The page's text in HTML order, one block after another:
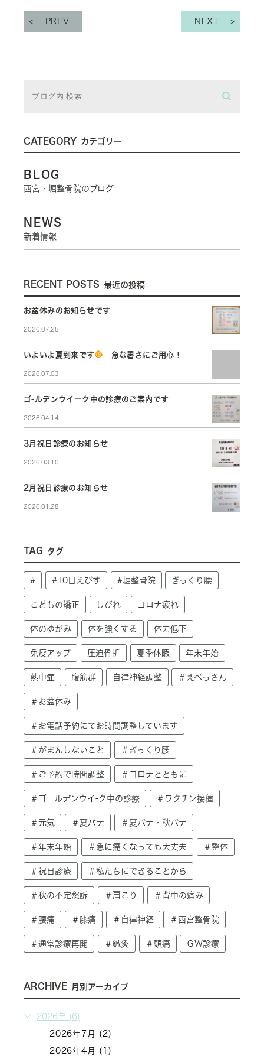
PREV NEXT
CATEGORY カテゴリー
BLOG
西宮・堀整骨院のブログ
NEWS
新着情報
RECENT POSTS 最近の投稿
お盆休みのお知らせです
2026.07.25
いよいよ夏到来です 急な暑さにご用心！
2026.07.03
ゴ-ルデンウイ－ク中の診療のご案内です
2026.04.14
3月祝日診療のお知らせ
2026.03.10
2月祝日診療のお知らせ
2026.01.28
TAG タグ
# #10日えびす #堀整骨院 ぎっくり腰
こどもの矯正 しびれ コロナ疲れ
体のゆがみ 体を強くする 体力低下
免疫アップ 圧迫骨折 夏季休暇 年末年始
熱中症 腹筋群 自律神経調整 ＃えべっさん
＃お盆休み
＃お電話予約にてお時間調整しています
＃がまんしないこと ＃ぎっくり腰
＃ご予約で時間調整 ＃コロナとともに
＃ゴールデンウイ-ク中の診療 ＃ワクチン接種
＃元気 ＃夏バテ ＃夏バテ・秋バテ
＃年末年始 ＃急に痛くなっても大丈夫 ＃整体
＃祝日診療 ＃私たちにできることから
＃秋の不定愁訴 ＃肩こり ＃背中の痛み
＃腰痛 ＃膝痛 ＃自律神経 ＃西宮整骨院
＃通常診療再開 ＃鍼灸 ＃頭痛 ＧＷ診療
ARCHIVE 月別アーカイブ
2026年 (6)
2026年7月 (2)
2026年4月 (1)